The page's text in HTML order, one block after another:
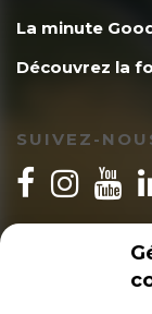
La minute
Découvrez la
SUIVEZ-